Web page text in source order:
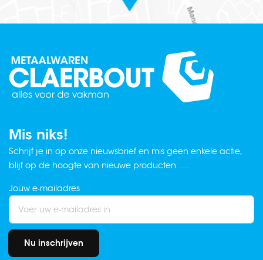
Mis niks!
Schrijf je in op onze nieuwsbrief en mis geen enkele actie,
blijf op de hoogte van nieuwe producten ….
Jouw e-mailadres
Nu inschrijven